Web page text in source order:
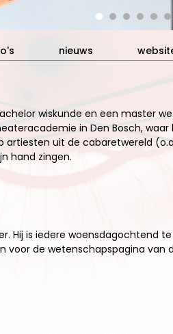
nieuws
wiskunde en een master
in Den Bosch, waar
uit de cabaretwereld
hand zingen.
Hij is iedere woensdagochtend
voor de wetenschapspagina van